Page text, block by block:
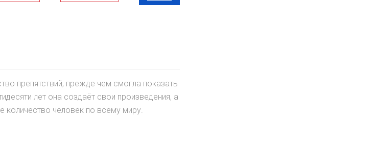
препятствий, прежде чем смогла показать
лет она создаёт свои произведения, а
количество человек по всему миру.